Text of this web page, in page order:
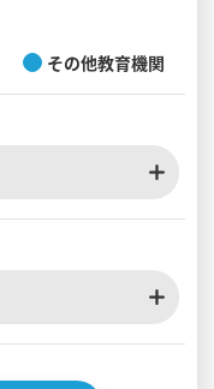
その他教育機関